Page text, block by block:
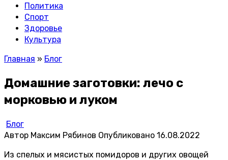
Политика
Спорт
Здоровье
Культура
Главная » Блог
Домашние заготовки: лечо с
морковью и луком
Блог
Автор Максим Рябинов Опубликовано 16.08.2022
Из спелых и мясистых помидоров и других овощей